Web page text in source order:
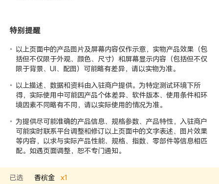
特别提醒
以上页面中的产品图片及屏幕内容仅作示意，实物产品效果（包
括但不仅限于外观、颜色、尺寸）和屏幕显示内容（包括但不仅
限于背景、UI、配图）可能略有差异，请以实物为准。
以上描述、数据和资料由入驻商户提供。为特定测试环境下所
得，实际使用中可能因产品个体差异、软件版本、使用条件和环
境因素不同略有不同，请以实际使用的情况为准。
为提供尽可能准确的产品信息、规格参数、产品特性，入驻商户
可能实时联系平台调整和修订以上页面中的文字表述、图片效果
等内容，以求与实际产品性能、规格、指数、零部件等信息相匹
配。如遇页面调整，恕不专门通知。
已选 香槟金 x1